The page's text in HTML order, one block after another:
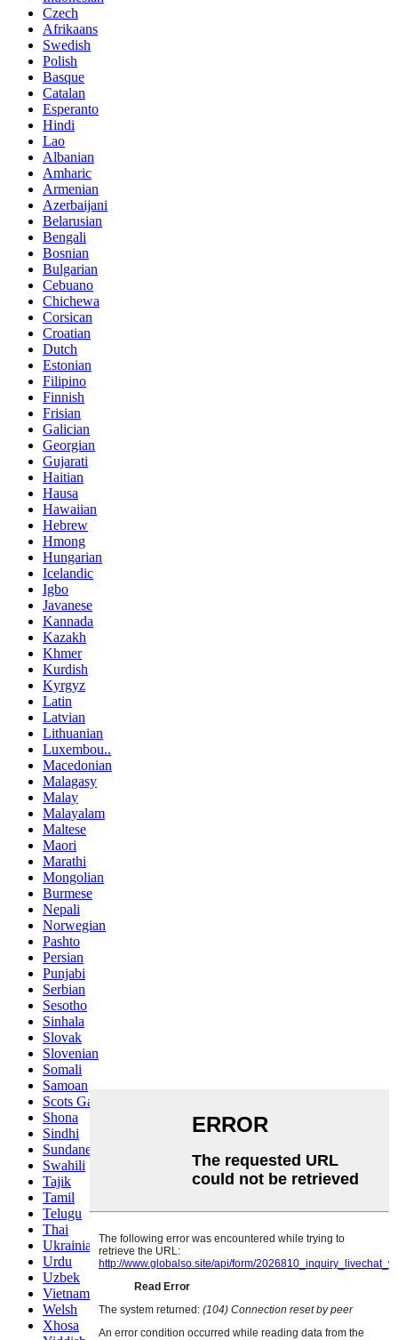
Czech
Afrikaans
Swedish
Polish
Basque
Catalan
Esperanto
Hindi
Lao
Albanian
Amharic
Armenian
Azerbaijani
Belarusian
Bengali
Bosnian
Bulgarian
Cebuano
Chichewa
Corsican
Croatian
Dutch
Estonian
Filipino
Finnish
Frisian
Galician
Georgian
Gujarati
Haitian
Hausa
Hawaiian
Hebrew
Hmong
Hungarian
Icelandic
Igbo
Javanese
Kannada
Kazakh
Khmer
Kurdish
Kyrgyz
Latin
Latvian
Lithuanian
Luxembou..
Macedonian
Malagasy
Malay
Malayalam
Maltese
Maori
Marathi
Mongolian
Burmese
Nepali
Norwegian
Pashto
Persian
Punjabi
Serbian
Sesotho
Sinhala
Slovak
Slovenian
Somali
Samoan
Scots Gaelic
Shona
Sindhi
Sundanese
Swahili
Tajik
Tamil
Telugu
Thai
Ukrainian
Urdu
Uzbek
Vietnamese
Welsh
Xhosa